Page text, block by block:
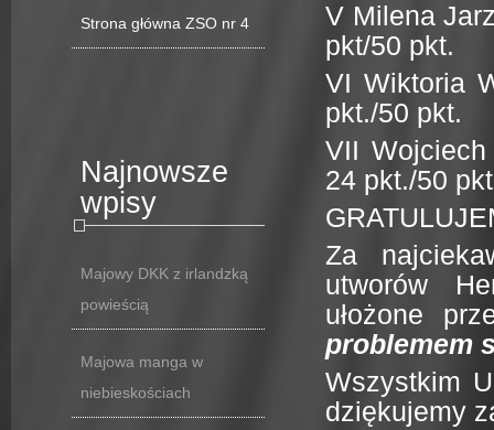
Strona główna ZSO nr 4
Najnowsze
wpisy
Majowy DKK z irlandzką
powieścią
Majowa manga w
niebieskościach
V Milena
pkt/50 pkt.
VI Wiktoria
pkt./50 pkt.
VII
24 pkt./50
Za
utworów
ułożone
problemem
Wszystkim
dziękujemy